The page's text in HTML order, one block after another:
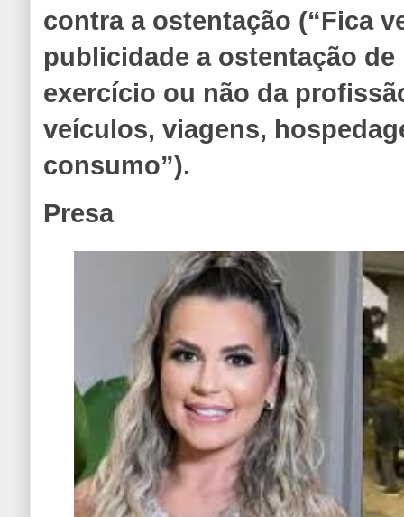
contra a ostentação (“Fica
publicidade a ostentação
exercício ou não da
veículos, viagens,
consumo”).
Presa